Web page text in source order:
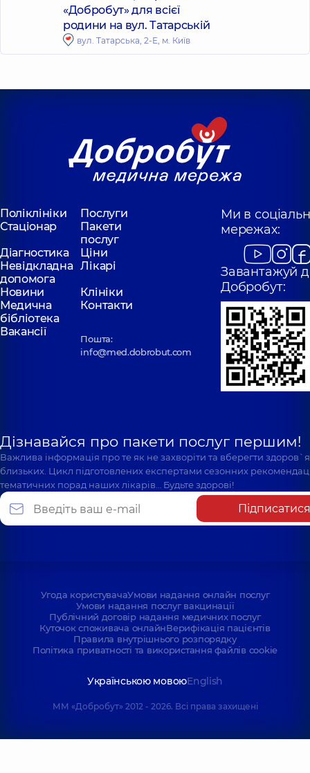
«Добробут» для всієї
родини на вул. Татарській
вул. Татарська, 2-Е, м. Київ
Поліклініки
Послуги
Стаціонар
Пакети
послуг
Діагностика
Ціни
Невідкладна
допомога
Лікарі
Новини
Клініки
Медична
бібліотека
Контакти
Вакансії
Пошта:
info@med.dobrobut.com
Ми в
мережах:
Завантажуй
Добробут:
Дізнавайся про пакети послуг першим!
Важлива інформація про те як не захворіти та вберегти
близьких. Цикл підготовлених експертами сезонних
тематичних порад наших лікарів… Будьте здорові!
Підписатися
Угода користувачаУмови надання онлайн послуг
Умови надання послуг вакцинації
Публічний договір надання медичних послуг
Куточок споживача онлайнВерифікація пацієнтів
Правила внутрішнього розпорядку
Політика приватності та використання файлів cookie
Українською мовоюEnglish
ММ «Добробут» 2012 - 2026. Всі права захищені